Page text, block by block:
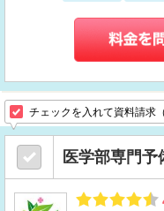
チェックを入れて資料請求（
医学部専門予